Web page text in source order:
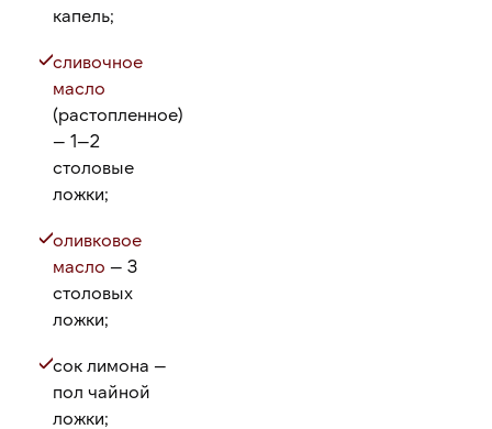
капель;
сливочное
масло
(растопленное)
— 1—2
столовые
ложки;
оливковое
масло — 3
столовых
ложки;
сок лимона —
пол чайной
ложки;